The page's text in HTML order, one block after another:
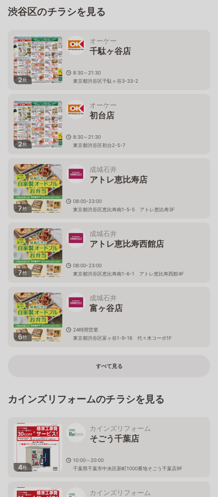
渋谷区のチラシを見る
2枚
オーケー
千駄ヶ谷店
8:30～21:30
東京都渋谷区千駄ヶ谷3-33-2
2枚
オーケー
初台店
8:30～21:30
東京都渋谷区初台2-5-7
7枚
成城石井
アトレ恵比寿店
08:00-23:00
東京都渋谷区恵比寿南1-5-5 アトレ恵比寿3F
7枚
成城石井
アトレ恵比寿西館店
08:00-23:00
東京都渋谷区恵比寿南1-6-1 アトレ恵比寿西館4F
6枚
成城石井
富ヶ谷店
24時間営業
東京都渋谷区富ヶ谷1-9-16 代々木コーポ1F
すべて見る
カインズリフォームのチラシを見る
4枚
カインズリフォーム
そごう千葉店
10:00～20:00
千葉県千葉市中央区新町1000番地そごう千葉店9F
カインズリフォーム